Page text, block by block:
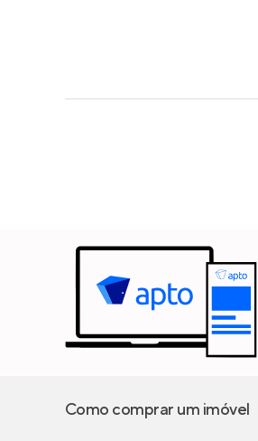
Como comprar um imóvel